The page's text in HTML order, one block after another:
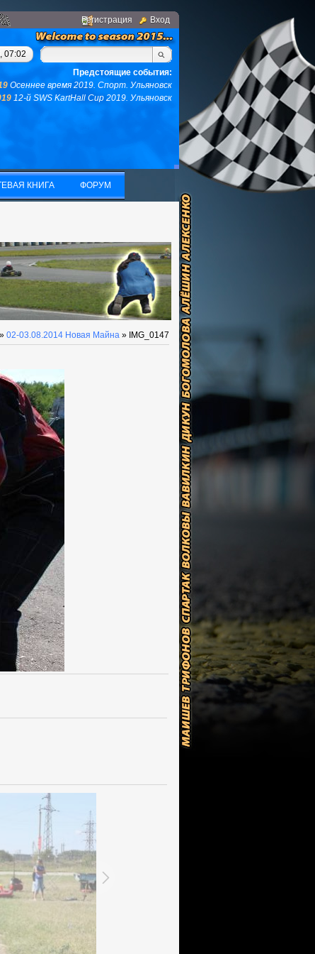
Регистрация Вход
у вас не останется ни того ни другого...(с)интернет.
07:02
Предстоящие события:
Осеннее время 2019. Спорт. Ульяновск
12-й SWS KartHall Cup 2019. Ульяновск
КНИГА ФОРУМ
» 02-03.08.2014 Новая Майна » IMG_0147